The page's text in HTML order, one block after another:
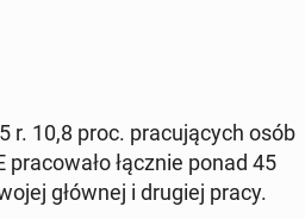
r. 10,8 proc. pra­cu­ją­cych osób
łącznie ponad 45
głównej i drugiej pracy.